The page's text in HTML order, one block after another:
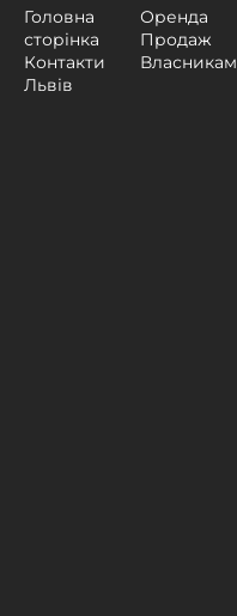
Головна
сторінка
Контакти
Львів
Оренда
Продаж
Власникам